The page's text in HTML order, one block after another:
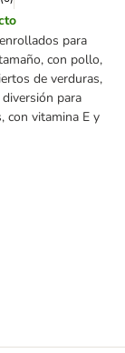
para
con pollo,
de verduras,
para
con vitamina E y